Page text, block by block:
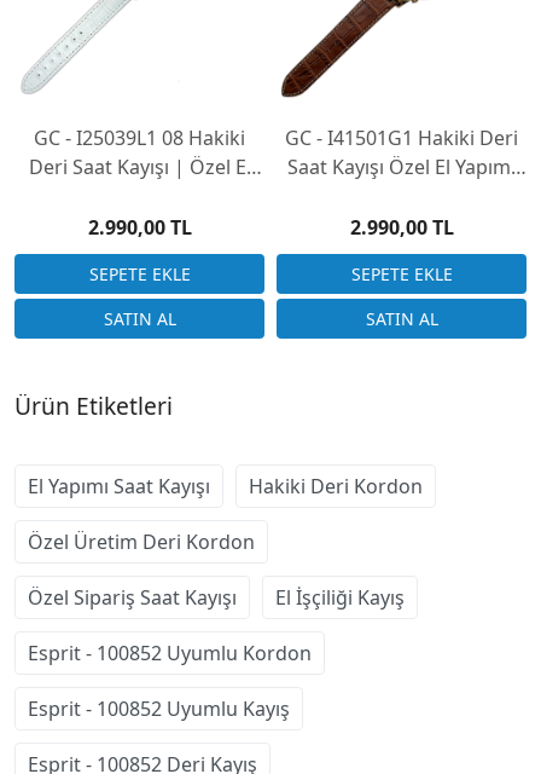
GC - I25039L1 08 Hakiki
Deri Saat Kayışı | Özel El
2.990,00 TL
GC - I41501G1 Hakiki Deri
Saat Kayışı Özel El Yapımı
Göndermeniz Gerekli)
2.990,00 TL
Ürün Etiketleri
El Yapımı Saat Kayışı Hakiki Deri Kordon
Özel Üretim Deri Kordon
Özel Sipariş Saat Kayışı El İşçiliği Kayış
Esprit - 100852 Uyumlu Kordon
Esprit - 100852 Uyumlu Kayış
Esprit - 100852 Deri Kayış